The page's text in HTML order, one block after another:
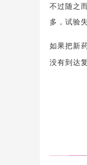
不过随之
多，试验
如果把新
没有到达